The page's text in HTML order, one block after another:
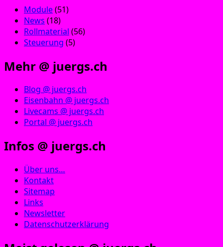
Module(51)
News (18)
Rollmaterial (56)
Steuerung (5)
Mehr @ juergs.ch
Blog @ juergs.ch
Eisenbahn @ juergs.ch
Livecams @ juergs.ch
Portal @ juergs.ch
Infos @ juergs.ch
Über uns…
Kontakt
Sitemap
Links
Newsletter
Datenschutzerklärung